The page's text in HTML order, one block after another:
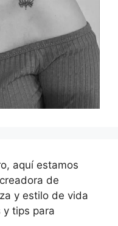
aquí estamos
de
y estilo de vida
y tips para